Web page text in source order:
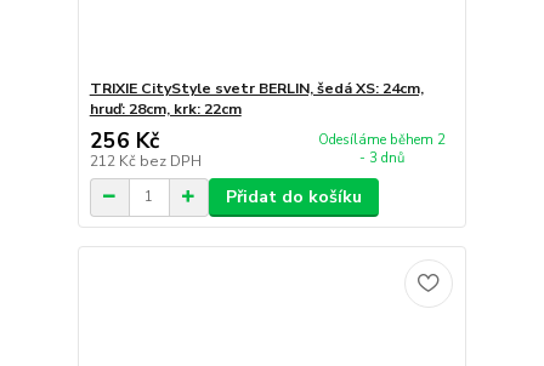
TRIXIE CityStyle svetr BERLIN, šedá XS: 24cm,
hruď: 28cm, krk: 22cm
256 Kč
212 Kč bez DPH
Odesíláme během 2
- 3 dnů
Přidat do košíku